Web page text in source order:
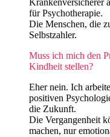
Krankenversicherer
für Psychotherapie.
Die Menschen, die
Selbstzahler.
Muss ich mich den
Kindheit stellen?
Eher nein. Ich
positiven
die Zukunft.
Die Vergangenheit
machen, nur